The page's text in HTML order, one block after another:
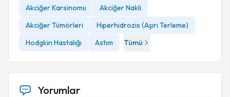
Akciğer Karsinomu
Akciğer Nakli
Akciğer Tümörleri
Hiperhidrozis (Aşırı Terleme)
Hodgkin Hastalığı
Astım Tümü
Yorumlar